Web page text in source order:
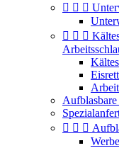
  
  
  